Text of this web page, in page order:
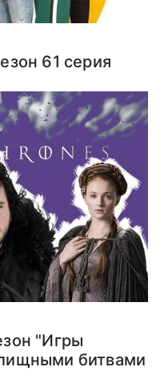
61 серия
"Игры
битвами